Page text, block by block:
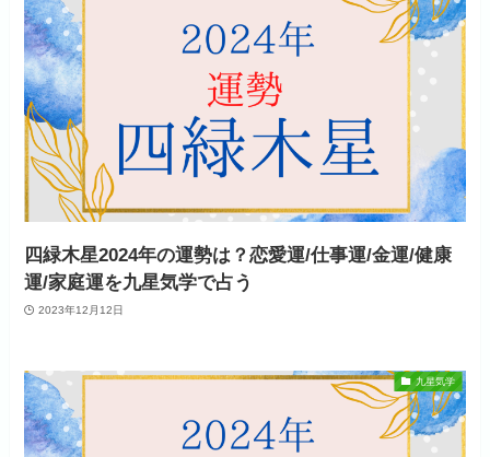
四緑木星2024年の運勢は？恋愛運/仕事運/金運/健康
運/家庭運を九星気学で占う
2023年12月12日
九星気学